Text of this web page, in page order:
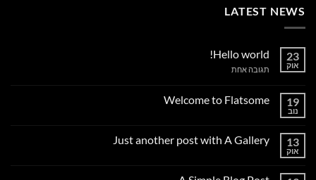
LATEST NEWS
23
אוק
Hello world!
תגובה אחתעל
19
נוב
Welcome to Flatsome
Welcome
13
אוק
Just another post with A Gallery